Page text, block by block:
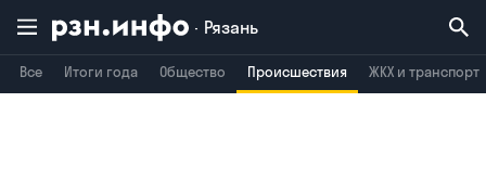
Рязань
Все Итоги года Общество Происшествия ЖКХ и транспорт
Воронеж Брянск